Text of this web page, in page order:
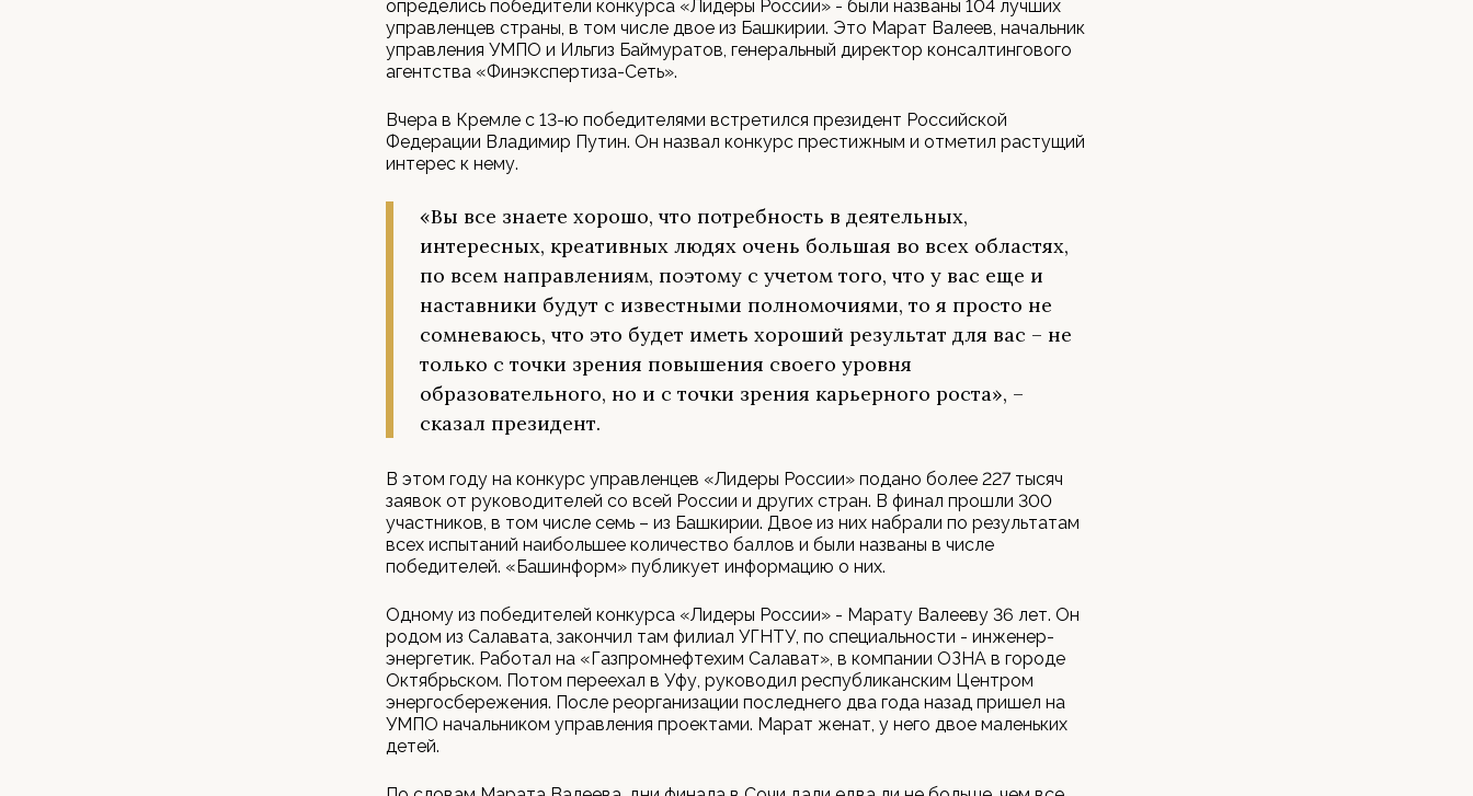
определись победители конкурса «Лидеры России» - были названы 104 лучших
управленцев страны, в том числе двое из Башкирии. Это Марат Валеев, начальник
управления УМПО и Ильгиз Баймуратов, генеральный директор консалтингового
агентства «Финэкспертиза-Сеть».
Вчера в Кремле с 13-ю победителями встретился президент Российской
Федерации Владимир Путин. Он назвал конкурс престижным и отметил растущий
интерес к нему.
«Вы все знаете хорошо, что потребность в деятельных,
интересных, креативных людях очень большая во всех областях,
по всем направлениям, поэтому с учетом того, что у вас еще и
наставники будут с известными полномочиями, то я просто не
сомневаюсь, что это будет иметь хороший результат для вас – не
только с точки зрения повышения своего уровня
образовательного, но и с точки зрения карьерного роста», –
сказал президент.
В этом году на конкурс управленцев «Лидеры России» подано более 227 тысяч
заявок от руководителей со всей России и других стран. В финал прошли 300
участников, в том числе семь – из Башкирии. Двое из них набрали по результатам
всех испытаний наибольшее количество баллов и были названы в числе
победителей. «Башинформ» публикует информацию о них.
Одному из победителей конкурса «Лидеры России» - Марату Валееву 36 лет. Он
родом из Салавата, закончил там филиал УГНТУ, по специальности - инженер-
энергетик. Работал на «Газпромнефтехим Салават», в компании ОЗНА в городе
Октябрьском. Потом переехал в Уфу, руководил республиканским Центром
энергосбережения. После реорганизации последнего два года назад пришел на
УМПО начальником управления проектами. Марат женат, у него двое маленьких
детей.